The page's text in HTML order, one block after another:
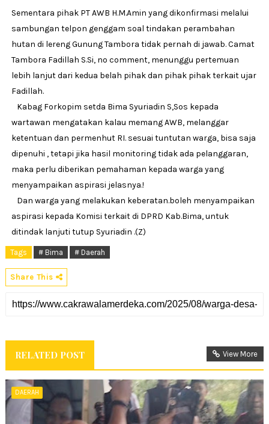
Sementara pihak PT AWB H.M.Amin yang dikonfirmasi melalui
sambungan telpon genggam soal tindakan perambahan
hutan di lereng Gunung Tambora tidak pernah di jawab. Camat
Tambora Fadillah S.Si, no comment, menunggu pertemuan
lebih lanjut dari kedua belah pihak dan pihak pihak terkait ujar
Fadillah.
Kabag Forkopim setda Bima Syuriadin S,Sos kepada
wartawan mengatakan kalau memang AWB, melanggar
ketentuan dan permenhut RI. sesuai tuntutan warga, bisa saja
dipenuhi , tetapi jika hasil monitoring tidak ada pelanggaran,
maka perlu diberikan pemahaman kepada warga yang
menyampaikan aspirasi jelasnya.!
Dan warga yang melakukan keberatan.boleh menyampaikan
aspirasi kepada Komisi terkait di DPRD Kab.Bima, untuk
ditindak lanjuti tutup Syuriadin .(Z)
Tags # Bima # Daerah
Share This
RELATED POST View More
DAERAH